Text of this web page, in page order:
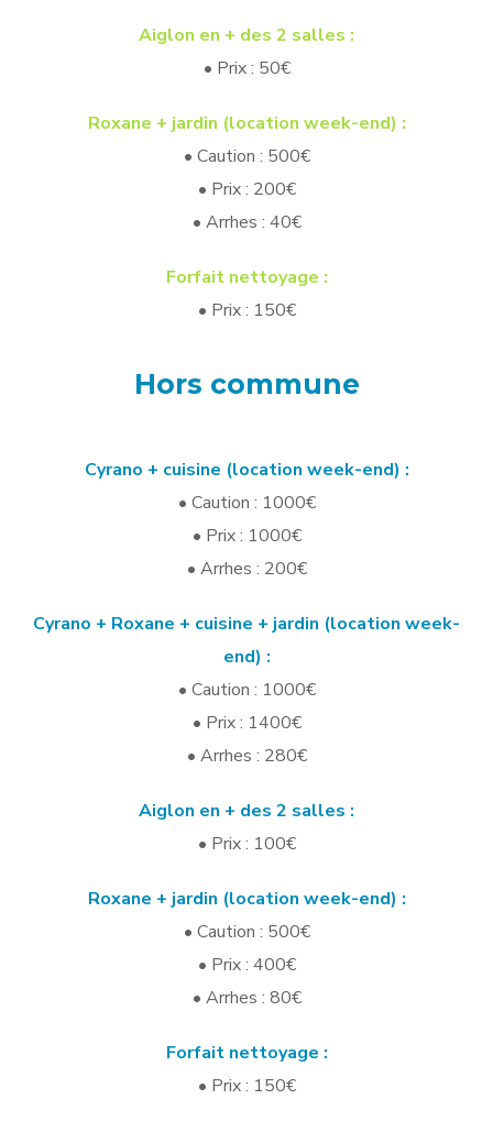
Aiglon en + des 2 salles :
• Prix : 50€
Roxane + jardin (location week-end) :
• Caution : 500€
• Prix : 200€
• Arrhes : 40€
Forfait nettoyage :
• Prix : 150€
Hors commune
Cyrano + cuisine (location week-end) :
• Caution : 1000€
• Prix : 1000€
• Arrhes : 200€
Cyrano + Roxane + cuisine + jardin (location week-
end) :
• Caution : 1000€
• Prix : 1400€
• Arrhes : 280€
Aiglon en + des 2 salles :
• Prix : 100€
Roxane + jardin (location week-end) :
• Caution : 500€
• Prix : 400€
• Arrhes : 80€
Forfait nettoyage :
• Prix : 150€